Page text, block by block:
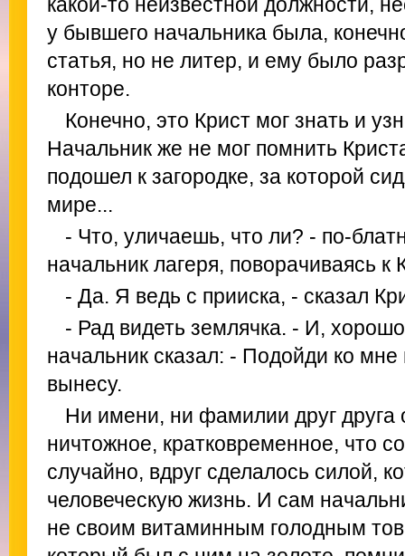
у бывшего начальника была,
статья, но не литер, и ему было
конторе.
Конечно, это Крист мог знать и
Начальник же не мог помнить
подошел к загородке, за которой
мире...
- Что, уличаешь, что ли? - по-
начальник лагеря, поворачиваясь к
- Да. Я ведь с прииска, - сказал
- Рад видеть землячка. - И,
начальник сказал: - Подойди ко
вынесу.
Ни имени, ни фамилии друг друга
ничтожное, кратковременное, что
случайно, вдруг сделалось силой,
человеческую жизнь. И сам
не своим витаминным голодным